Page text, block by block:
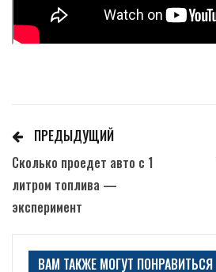
ПРЕДЫДУЩИЙ
Сколько проедет авто с 1
литром топлива —
эксперимент
ВАМ ТАКЖЕ МОГУТ ПОНРАВИТЬСЯ